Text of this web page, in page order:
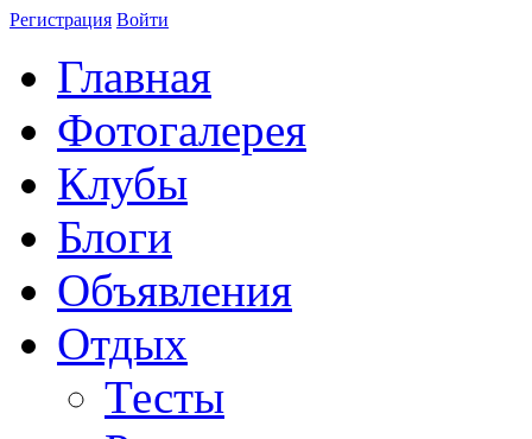
Регистрация Войти
Главная
Фотогалерея
Клубы
Блоги
Объявления
Отдых
Тесты